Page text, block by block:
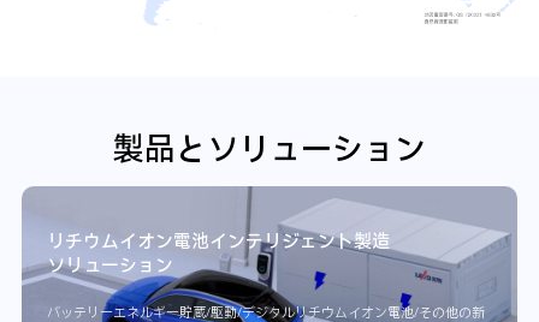
製品とソリューション
リチウムイオン電池インテリジェント製造
ソリューション
バッテリーエネルギー貯蔵/駆動/デジタルリチウムイオン電池/その他の新